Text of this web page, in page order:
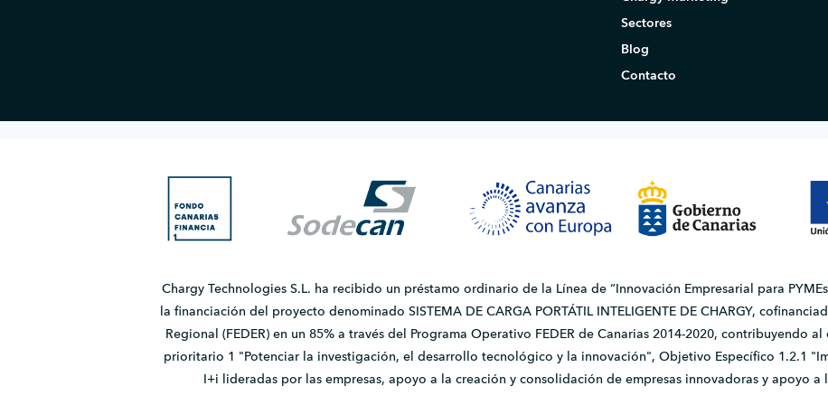
Sectores
Blog
Contacto
Chargy Technologies S.L. ha recibido un préstamo ordinario de la Línea de “Innovación Empresarial para
la financiación del proyecto denominado SISTEMA DE CARGA PORTÁTIL INTELIGENTE DE CHARGY,
Regional (FEDER) en un 85% a través del Programa Operativo FEDER de Canarias 2014-2020, contribuyendo
prioritario 1 "Potenciar la investigación, el desarrollo tecnológico y la innovación", Objetivo Específico 1.2.1
I+i lideradas por las empresas, apoyo a la creación y consolidación de empresas innovadoras y apoyo